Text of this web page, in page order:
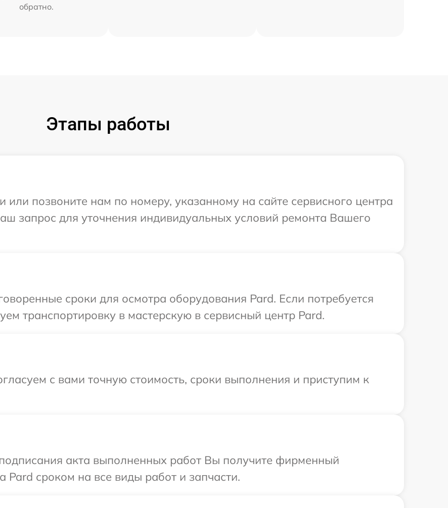
обратно.
Этапы работы
позвоните нам по номеру, указанному на сайте сервисного центра
запрос для уточнения индивидуальных условий ремонта Вашего
сроки для осмотра оборудования Pard. Если потребуется
транспортировку в мастерскую в сервисный центр Pard.
с вами точную стоимость, сроки выполнения и приступим к
акта выполненных работ Вы получите фирменный
Pard сроком на все виды работ и запчасти.